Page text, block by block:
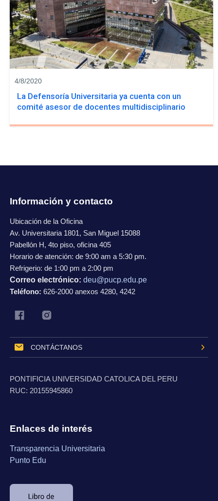
4/8/2020
La Defensoría Universitaria ya cuenta con un
comité asesor de docentes multidisciplinario
Información y contacto
Ubicación de la Oficina
Av. Universitaria 1801, San Miguel 15088
Pabellón H, 4to piso, oficina 405
Horario de atención: de 9:00 am a 5:30 pm.
Refrigerio: de 1:00 pm a 2:00 pm
Correo electrónico: deu@pucp.edu.pe
Teléfono: 626-2000 anexos 4280, 4242
CONTÁCTANOS
PONTIFICIA UNIVERSIDAD CATOLICA DEL PERU
RUC: 20155945860
Enlaces de interés
Transparencia Universitaria
Punto Edu